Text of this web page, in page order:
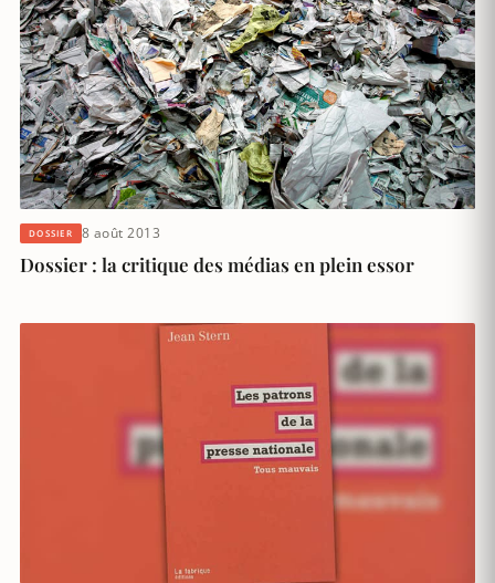
DOSSIER 8 août 2013
Dossier : la critique des médias en plein essor